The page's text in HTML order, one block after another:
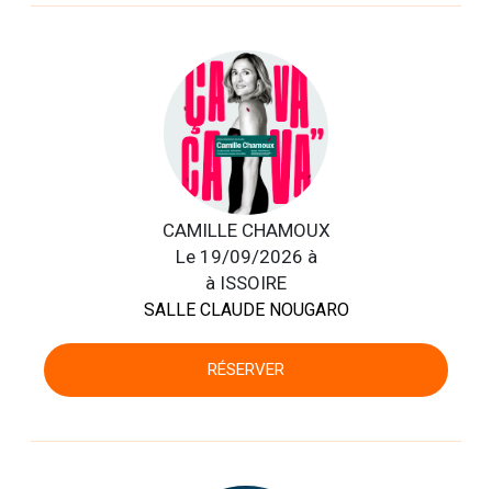
CAMILLE CHAMOUX
Le 19/09/2026 à
à ISSOIRE
SALLE CLAUDE NOUGARO
RÉSERVER